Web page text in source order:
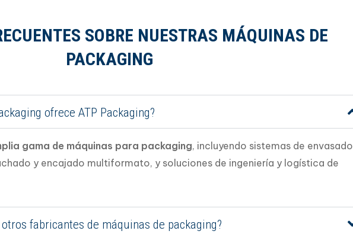
SOBRE NUESTRAS MÁQUINAS DE
PACKAGING
ofrece ATP Packaging?
gama de máquinas para packaging, incluyendo sistemas de envasado
y encajado multiformato, y soluciones de ingeniería y logística de
fabricantes de máquinas de packaging?